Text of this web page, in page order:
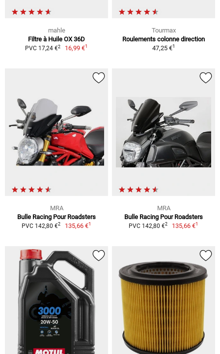
mahle
Filtre à Huile OX 36D
PVC 17,24 €2 16,99 €1
Tourmax
Roulements colonne direction
47,25 €1
MRA
Bulle Racing Pour Roadsters
PVC 142,80 €2 135,66 €1
MRA
Bulle Racing Pour Roadsters
PVC 142,80 €2 135,66 €1